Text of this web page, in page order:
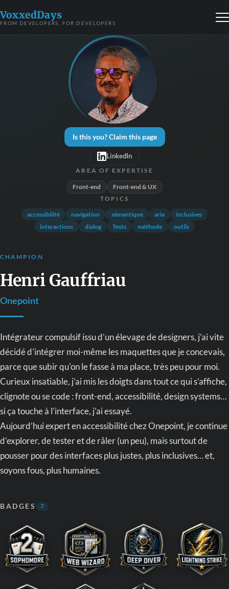
VoxxedDays
FROM DEVELOPERS, FOR DEVELOPERS
Is this you? Claim this page
LinkedIn
AREA OF EXPERTISE
Front-end Front-end & UX
TOPICS
accessibilité navigation sémantique aria
inclusives
interactions
dialog Tests méthode outils
CHAMPION
Henri Gauffriau
Onepoint
Intégrateur compulsif issu d’un élevage de designers, j’ai vite
décidé d’intégrer moi-même les maquettes que je concevais,
parce que subir qu'on le fasse à ma place, très peu pour moi.
Curieux insatiable, j’ai mis les doigts dans tout ce qui s’affiche,
clignote ou se code : front-end, accessibilité, design systems…
si ça touche à l’interface, j’ai essayé.
Aujourd’hui expert en accessibilité chez Onepoint, je continue
d’explorer, de tester et de râler (un peu), mais surtout de
pousser pour des interfaces plus justes, plus inclusives… et,
soyons fous, plus humaines.
BADGES 7